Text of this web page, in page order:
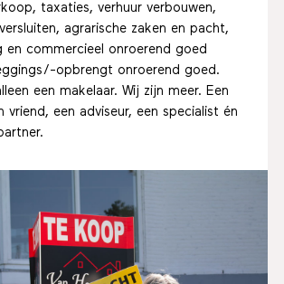
taxaties, verhuur verbouwen,
agrarische zaken en pacht,
en commercieel onroerend goed
opbrengt onroerend goed.
een makelaar. Wij zijn meer. Een
vriend, een adviseur, een specialist én